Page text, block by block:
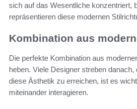
sich auf das Wesentliche konzentriert,
repräsentieren diese modernen
Kombination aus
Die perfekte Kombination aus
heben. Viele Designer streben
diese Ästhetik zu erreichen, ist es
miteinander interagieren.